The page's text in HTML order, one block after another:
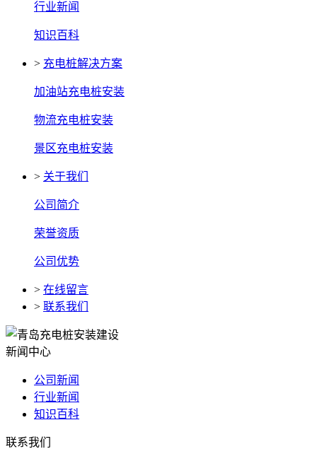
行业新闻
知识百科
> 充电桩解决方案
加油站充电桩安装
物流充电桩安装
景区充电桩安装
> 关于我们
公司简介
荣誉资质
公司优势
> 在线留言
> 联系我们
新闻中心
公司新闻
行业新闻
知识百科
联系我们